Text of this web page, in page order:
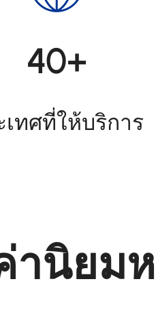
40+
เทศที่ให้บริการ
านิยมห